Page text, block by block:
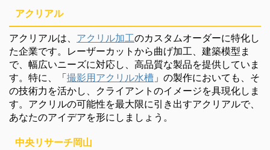
アクリアル
アクリアルは、 アクリル加工のカスタムオーダーに特化し
た企業です。レーザーカットから曲げ加工、建築模型ま
で、幅広いニーズに対応し、高品質な製品を提供していま
す。特に、「撮影用アクリル水槽 」の製作においても、そ
の技術力を活かし、クライアントのイメージを具現化しま
す。アクリルの可能性を最大限に引き出すアクリアルで、
あなたのアイデアを形にしましょう。
中央リサーチ岡山